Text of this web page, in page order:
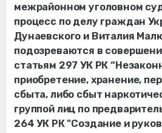
межрайонном уголовном
процесс по делу граждан
Дунаевского и Виталия
подозреваются в
статьям 297 УК РК
приобретение, хранение,
сбыта, либо сбыт
группой лиц по
264 УК РК "Создание и